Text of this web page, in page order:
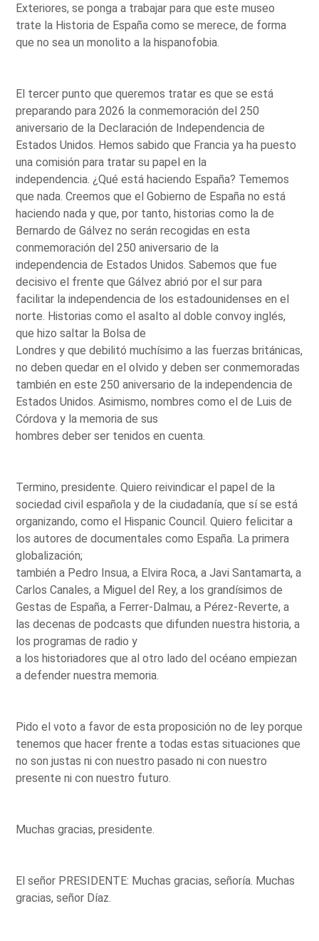
Exteriores, se ponga a trabajar para que este museo
trate la Historia de España como se merece, de forma
que no sea un monolito a la hispanofobia.
El tercer punto que queremos tratar es que se está
preparando para 2026 la conmemoración del 250
aniversario de la Declaración de Independencia de
Estados Unidos. Hemos sabido que Francia ya ha puesto
una comisión para tratar su papel en la
independencia. ¿Qué está haciendo España? Tememos
que nada. Creemos que el Gobierno de España no está
haciendo nada y que, por tanto, historias como la de
Bernardo de Gálvez no serán recogidas en esta
conmemoración del 250 aniversario de la
independencia de Estados Unidos. Sabemos que fue
decisivo el frente que Gálvez abrió por el sur para
facilitar la independencia de los estadounidenses en el
norte. Historias como el asalto al doble convoy inglés,
que hizo saltar la Bolsa de
Londres y que debilitó muchísimo a las fuerzas británicas,
no deben quedar en el olvido y deben ser conmemoradas
también en este 250 aniversario de la independencia de
Estados Unidos. Asimismo, nombres como el de Luis de
Córdova y la memoria de sus
hombres deber ser tenidos en cuenta.
Termino, presidente. Quiero reivindicar el papel de la
sociedad civil española y de la ciudadanía, que sí se está
organizando, como el Hispanic Council. Quiero felicitar a
los autores de documentales como España. La primera
globalización;
también a Pedro Insua, a Elvira Roca, a Javi Santamarta, a
Carlos Canales, a Miguel del Rey, a los grandísimos de
Gestas de España, a Ferrer-Dalmau, a Pérez-Reverte, a
las decenas de podcasts que difunden nuestra historia, a
los programas de radio y
a los historiadores que al otro lado del océano empiezan
a defender nuestra memoria.
Pido el voto a favor de esta proposición no de ley porque
tenemos que hacer frente a todas estas situaciones que
no son justas ni con nuestro pasado ni con nuestro
presente ni con nuestro futuro.
Muchas gracias, presidente.
El señor PRESIDENTE: Muchas gracias, señoría. Muchas
gracias, señor Díaz.